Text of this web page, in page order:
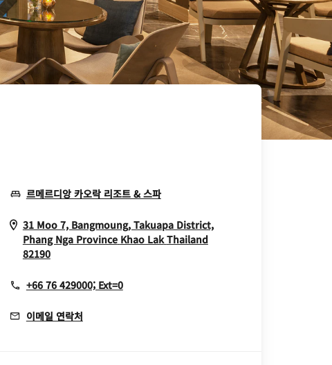
르메르디앙 카오락 리조트 & 스파Opens In New Window
31 Moo 7, Bangmoung, Takuapa District,
Phang Nga Province Khao Lak Thailand
82190Opens In New Window
+66 76 429000; Ext=0
이메일 연락처